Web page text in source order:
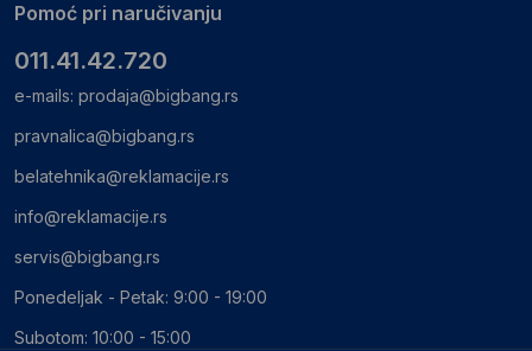
Pomoć pri naručivanju
011.41.42.720
e-mails: prodaja@bigbang.rs
pravnalica@bigbang.rs
belatehnika@reklamacije.rs
info@reklamacije.rs
servis@bigbang.rs
Ponedeljak - Petak: 9:00 - 19:00
Subotom: 10:00 - 15:00